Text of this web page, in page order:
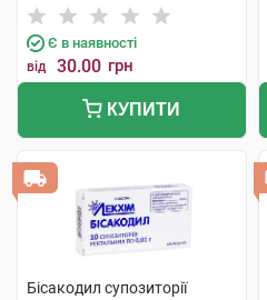
Є в наявності
від 30.00 грн
КУПИТИ
Бісакодил супозиторії